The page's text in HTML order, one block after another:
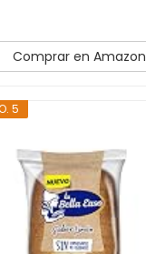
Comprar en Amazon
5